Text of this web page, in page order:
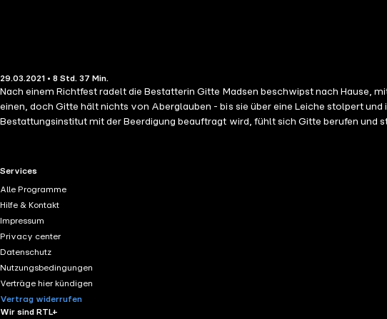
29.03.2021 • 8 Std. 37 Min.
Nach einem Richtfest radelt die Bestatterin Gitte Madsen beschwipst nach Hause,
einen, doch Gitte hält nichts von Aberglauben - bis sie über eine Leiche stolpert
Bestattungsinstitut mit der Beerdigung beauftragt wird, fühlt sich Gitte berufen und
RTL+ useful links.
Services
Alle Programme
Hilfe & Kontakt
Impressum
Privacy center
Datenschutz
Nutzungsbedingungen
Verträge hier kündigen
Vertrag widerrufen
Wir sind RTL+